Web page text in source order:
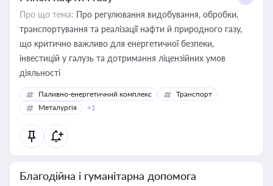
Про що тема: Про регулювання видобування, обробки,
транспортування та реалізації нафти й природного газу,
що критично важливо для енергетичної безпеки,
інвестицій у галузь та дотримання ліцензійних умов
діяльності
Паливно-енергетичний комплекс
Транспорт
Металургія
+1
Благодійна і гуманітарна допомога